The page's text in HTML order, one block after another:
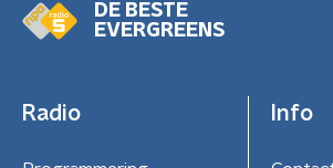
DE BESTE
EVERGREENS
Radio Info